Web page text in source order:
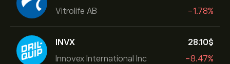
Vitrolife AB
-1.78%
INVX
Innovex International Inc
28.10‎$‎
-8.47%